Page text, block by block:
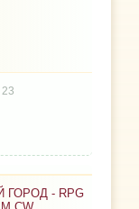
23
- RPG